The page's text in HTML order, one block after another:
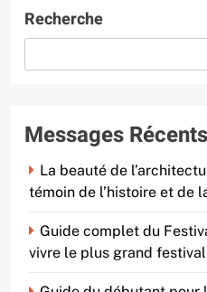
Recherche
Messages Récents
La beauté de
témoin de l’histoire et de
Guide complet du
vivre le plus grand